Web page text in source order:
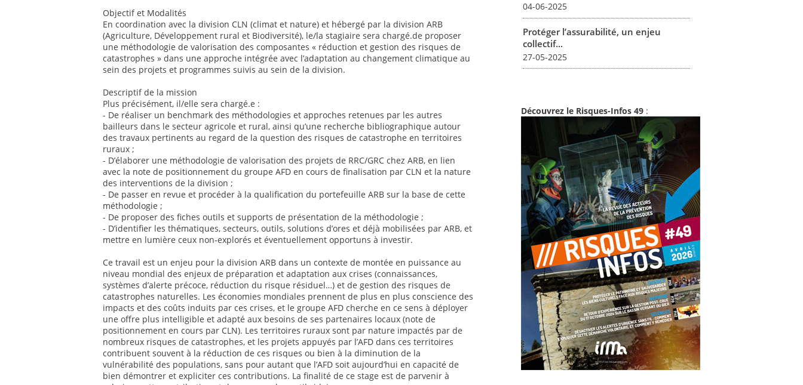
Objectif et Modalités
En coordination avec la division CLN (climat et nature) et hébergé par la division ARB
(Agriculture, Développement rural et Biodiversité), le/la stagiaire sera chargé.de proposer
une méthodologie de valorisation des composantes « réduction et gestion des risques de
catastrophes » dans une approche intégrée avec l’adaptation au changement climatique au
sein des projets et programmes suivis au sein de la division.
Descriptif de la mission
Plus précisément, il/elle sera chargé.e :
- De réaliser un benchmark des méthodologies et approches retenues par les autres
bailleurs dans le secteur agricole et rural, ainsi qu’une recherche bibliographique autour
des travaux pertinents au regard de la question des risques de catastrophe en territoires
ruraux ;
- D’élaborer une méthodologie de valorisation des projets de RRC/GRC chez ARB, en lien
avec la note de positionnement du groupe AFD en cours de finalisation par CLN et la nature
des interventions de la division ;
- De passer en revue et procéder à la qualification du portefeuille ARB sur la base de cette
méthodologie ;
- De proposer des fiches outils et supports de présentation de la méthodologie ;
- D’identifier les thématiques, secteurs, outils, solutions d’ores et déjà mobilisées par ARB, et
mettre en lumière ceux non-explorés et éventuellement opportuns à investir.
Ce travail est un enjeu pour la division ARB dans un contexte de montée en puissance au
niveau mondial des enjeux de préparation et adaptation aux crises (connaissances,
systèmes d’alerte précoce, réduction du risque résiduel…) et de gestion des risques de
catastrophes naturelles. Les économies mondiales prennent de plus en plus conscience des
impacts et des coûts induits par ces crises, et le groupe AFD cherche en ce sens à déployer
une offre plus intelligible et adapté aux besoins de ses partenaires locaux (note de
positionnement en cours par CLN). Les territoires ruraux sont par nature impactés par de
nombreux risques de catastrophes, et les projets appuyés par l’AFD dans ces territoires
contribuent souvent à la réduction de ces risques ou bien à la diminution de la
vulnérabilité des populations, sans pour autant que l’AFD soit aujourd’hui en capacité de
bien démontrer et expliciter ces contributions. La finalité de ce stage est de parvenir à
04-06-2025
Protéger l’assurabilité, un enjeu
collectif...
27-05-2025
Découvrez le Risques-Infos 49 :